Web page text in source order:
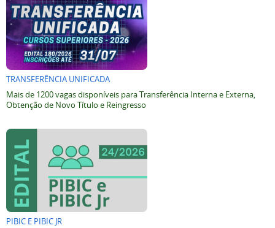
TRANSFERÊNCIA UNIFICADA
Mais de 1200 vagas disponíveis para Transferência Interna e Externa,
Obtenção de Novo Título e Reingresso
PIBIC E PIBIC JR